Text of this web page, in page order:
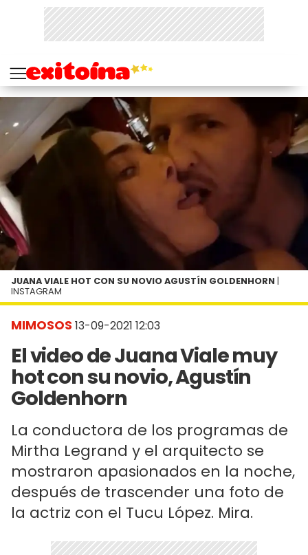
MIMOSOS 13-09-2021 12:03
El video de Juana Viale muy
hot con su novio, Agustín
Goldenhorn
La conductora de los programas de
Mirtha Legrand y el arquitecto se
mostraron apasionados en la noche,
después de trascender una foto de
la actriz con el Tucu López. Mira.
JUANA VIALE HOT CON SU NOVIO AGUSTÍN GOLDENHORN |
INSTAGRAM